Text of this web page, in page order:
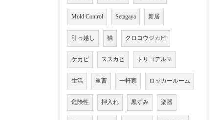
Mold Control Setagaya 新居
引っ越し 猫 クロコウジカビ
ケカビ ススカビ トリコデルマ
生活 重曹 一軒家 ロッカールーム
危険性 押入れ 黒ずみ 楽器